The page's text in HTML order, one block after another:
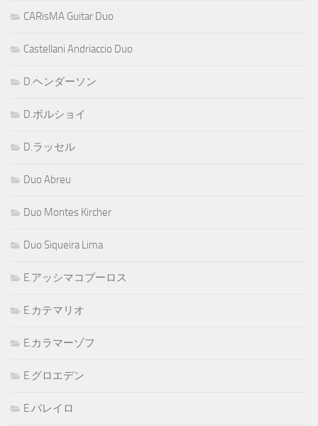
CARisMA Guitar Duo
Castellani Andriaccio Duo
D.ヘンダーソン
D.ボルショイ
D.ラッセル
Duo Abreu
Duo Montes Kircher
Duo Siqueira Lima
E.アッシマコプーロス
E.カテマリオ
E.カラマーゾフ
E.グロエデン
E.バレイロ